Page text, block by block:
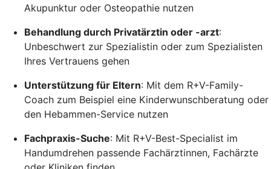
Akupunktur oder Osteopathie nutzen
Behandlung durch Privatärztin oder -arzt:
Unbeschwert zur Spezialistin oder zum Spezialisten
Ihres Vertrauens gehen
Unterstützung für Eltern: Mit dem R+V-Family-
Coach zum Beispiel eine Kinderwunschberatung oder
den Hebammen-Service nutzen
Fachpraxis-Suche: Mit R+V-Best-Specialist im
Handumdrehen passende Fachärztinnen, Fachärzte